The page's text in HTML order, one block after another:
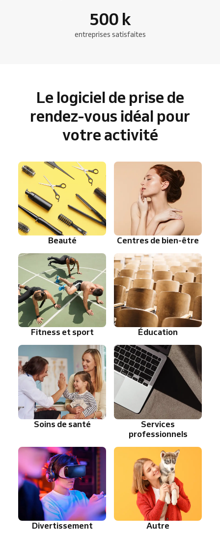
500 k
entreprises satisfaites
Le logiciel de prise de
rendez-vous idéal pour
votre activité
Beauté Centres de bien-être
Fitness et sport Éducation
Soins de santé
Services
professionnels
Divertissement Autre